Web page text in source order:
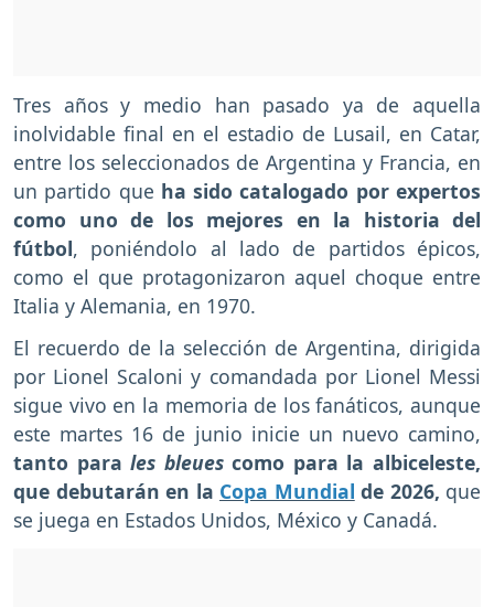
Tres años y medio han pasado ya de aquella
inolvidable final en el estadio de Lusail, en Catar,
entre los seleccionados de Argentina y Francia, en
un partido que ha sido catalogado por expertos
como uno de los mejores en la historia del
fútbol, poniéndolo al lado de partidos épicos,
como el que protagonizaron aquel choque entre
Italia y Alemania, en 1970.
El recuerdo de la selección de Argentina, dirigida
por Lionel Scaloni y comandada por Lionel Messi
sigue vivo en la memoria de los fanáticos, aunque
este martes 16 de junio inicie un nuevo camino,
tanto parales bleuescomo para la albiceleste,
que debutarán en la Copa Mundial de 2026, que
se juega en Estados Unidos, México y Canadá.